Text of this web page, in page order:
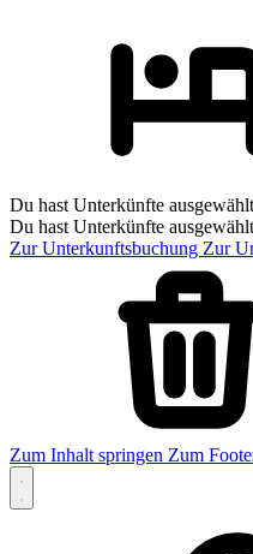
Du hast Unterkünfte
Du hast Unterkünfte
Zur Unterkunftsbuchung Zur
Zum Inhalt springen Zum